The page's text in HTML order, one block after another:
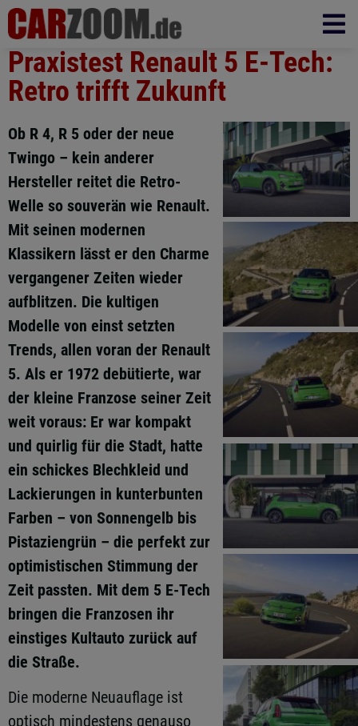
Praxistest Renault 5 E-Tech:
Retro trifft Zukunft
Ob R 4, R 5 oder der neue
Twingo – kein anderer
Hersteller reitet die Retro-
Welle so souverän wie Renault.
Mit seinen modernen
Klassikern lässt er den Charme
vergangener Zeiten wieder
aufblitzen. Die kultigen
Modelle von einst setzten
Trends, allen voran der Renault
5. Als er 1972 debütierte, war
der kleine Franzose seiner Zeit
weit voraus: Er war kompakt
und quirlig für die Stadt, hatte
ein schickes Blechkleid und
Lackierungen in kunterbunten
Farben – von Sonnengelb bis
Pistaziengrün – die perfekt zur
optimistischen Stimmung der
Zeit passten. Mit dem 5 E-Tech
bringen die Franzosen ihr
einstiges Kultauto zurück auf
die Straße.
Die moderne Neuauflage ist
optisch mindestens genauso